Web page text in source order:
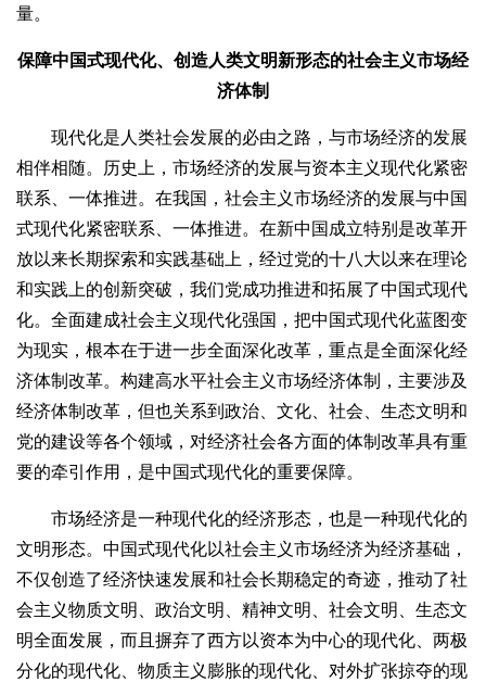
量。
保障中国式现代化、创造人类文明新形态的社会主义市场经
济体制
现代化是人类社会发展的必由之路，与市场经济的发展
相伴相随。历史上，市场经济的发展与资本主义现代化紧密
联系、一体推进。在我国，社会主义市场经济的发展与中国
式现代化紧密联系、一体推进。在新中国成立特别是改革开
放以来长期探索和实践基础上，经过党的十八大以来在理论
和实践上的创新突破，我们党成功推进和拓展了中国式现代
化。全面建成社会主义现代化强国，把中国式现代化蓝图变
为现实，根本在于进一步全面深化改革，重点是全面深化经
济体制改革。构建高水平社会主义市场经济体制，主要涉及
经济体制改革，但也关系到政治、文化、社会、生态文明和
党的建设等各个领域，对经济社会各方面的体制改革具有重
要的牵引作用，是中国式现代化的重要保障。
市场经济是一种现代化的经济形态，也是一种现代化的
文明形态。中国式现代化以社会主义市场经济为经济基础，
不仅创造了经济快速发展和社会长期稳定的奇迹，推动了社
会主义物质文明、政治文明、精神文明、社会文明、生态文
明全面发展，而且摒弃了西方以资本为中心的现代化、两极
分化的现代化、物质主义膨胀的现代化、对外扩张掠夺的现